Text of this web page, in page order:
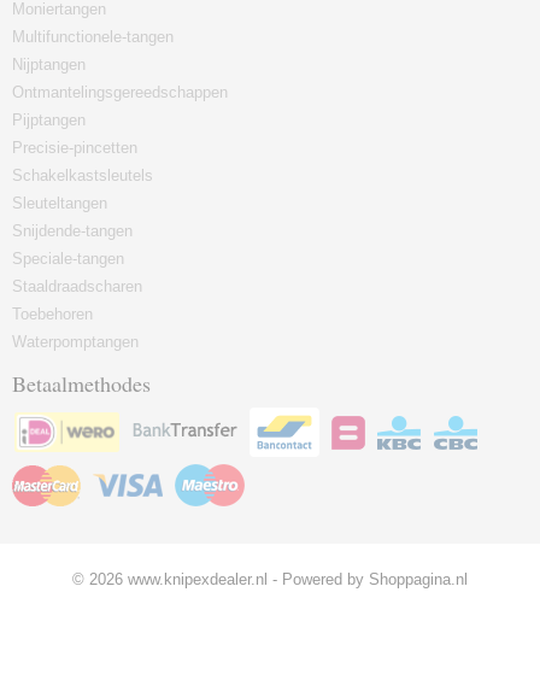
Moniertangen
Multifunctionele-tangen
Nijptangen
Ontmantelingsgereedschappen
Pijptangen
Precisie-pincetten
Schakelkastsleutels
Sleuteltangen
Snijdende-tangen
Speciale-tangen
Staaldraadscharen
Toebehoren
Waterpomptangen
Betaalmethodes
© 2026 www.knipexdealer.nl - Powered by Shoppagina.nl